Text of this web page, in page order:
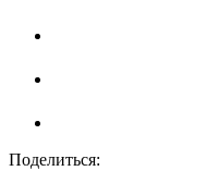
Поделиться: